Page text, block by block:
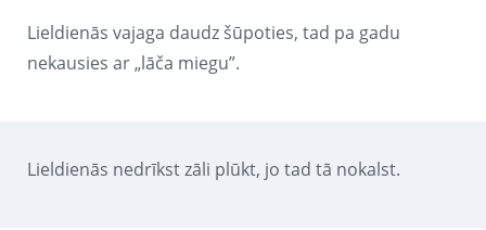
Lieldienās vajaga daudz šūpoties, tad pa gadu
nekausies ar „lāča miegu”.
Lieldienās nedrīkst zāli plūkt, jo tad tā nokalst.